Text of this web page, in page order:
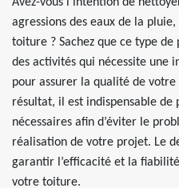
agressions des eaux de la
toiture ? Sachez que ce type
des activités qui nécessite une
pour assurer la qualité de
résultat, il est indispensable
nécessaires afin d’éviter le
réalisation de votre projet. Le
garantir l’efficacité et la
votre toiture.